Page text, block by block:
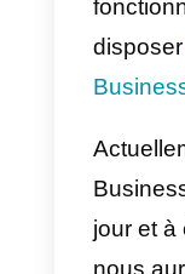
Pour